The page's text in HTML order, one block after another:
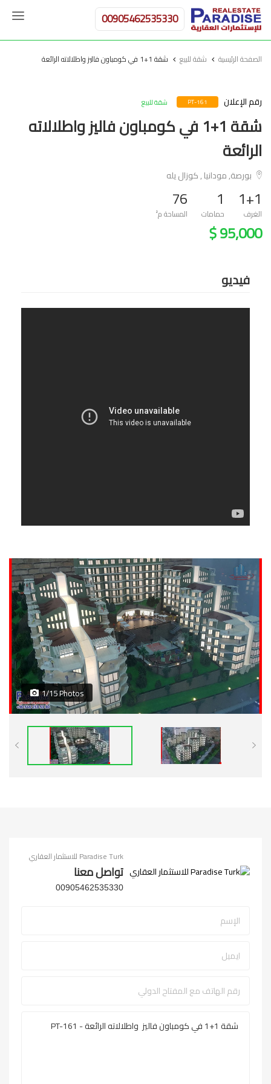
00905462535330
الصفحة الرئيسية شقة للبيع شقة 1+1 في كومباون فاليز واطلالاته الرائعة
رقم الإعلان PT-161 شقة للبيع
شقة 1+1 في كومباون فاليز واطلالاته
الرائعة
بورصة, مودانيا , كوزال يله
1+1
الغرف
1
حمامات
76
المساحة م²
95,000 $
فيديو
1/15 Photos
Paradise Turk للاستثمار العقاري
تواصل معنا
00905462535330